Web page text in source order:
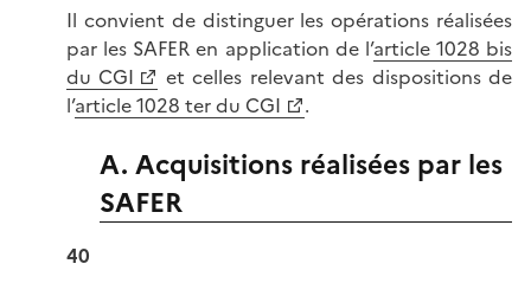
Il convient de distinguer les opérations réalisées
par les SAFER en application de l’article 1028 bis
du CGI
et celles relevant des dispositions de
l’article 1028 ter du CGI .
A. Acquisitions réalisées par les
SAFER
40